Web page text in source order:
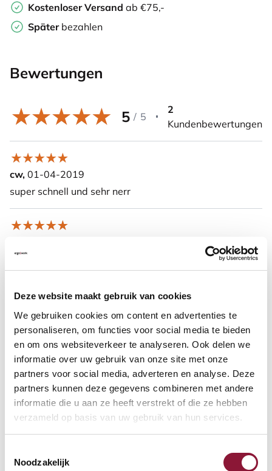
Deze website maakt gebruik van cookies
We gebruiken cookies om content en advertenties te
personaliseren, om functies voor social media te bieden
en om ons websiteverkeer te analyseren. Ook delen we
informatie over uw gebruik van onze site met onze
partners voor social media, adverteren en analyse. Deze
partners kunnen deze gegevens combineren met andere
informatie die u aan ze heeft verstrekt of die ze hebben
verzameld op basis van uw gebruik van hun services.
Noodzakelijk
Kostenloser Versand ab €75,-
Später bezahlen
Bewertungen
5 / 5
2
Kundenbewertungen
cw, 01-04-2019
super schnell und sehr nerr
Gut geformt, sicher zu handhaben, leider eigenes
Ladekabel mit rundem Stecker und nicht USB.
Weitere Informationen
Häufig zusammen gekauft mit